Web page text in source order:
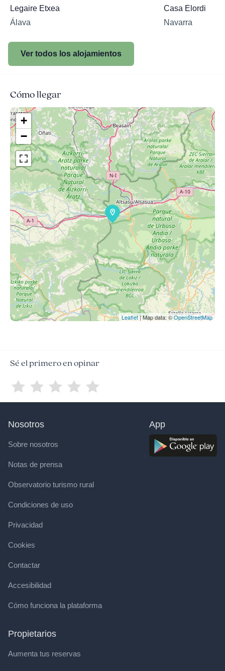
Legaire Etxea
Álava
Casa Elordi
Navarra
Ver todos los alojamientos
Cómo llegar
+
−
Leaflet| Map data: ©OpenStreetMap
Sé el primero en opinar
Nosotros
Sobre nosotros
Notas de prensa
Observatorio turismo rural
Condiciones de uso
Privacidad
Cookies
Contactar
Accesibilidad
Cómo funciona la plataforma
Propietarios
Aumenta tus reservas
App